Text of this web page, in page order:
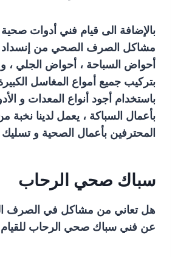
بالإضافة الى قيام فني أدوات
مشاكل الصرف الصحي من إنسداد
أحواض السباحة ، أحواض الجلي ، و
بتركيب جميع أمواع المغاسل
باستخدام أجود أنواع المعدات و
بأعمال السباكة ، يعمل لدينا نخبة
المحترفين بأعمال الصحية و
سباك صحي الرحاب
هل تعاني من مشاكل في الصرف
عن فني سباك صحي الرحاب للقيام